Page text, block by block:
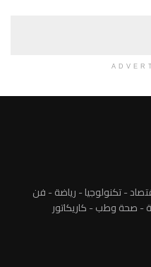
- تكنولوجيا - رياضة - فن
- صحة وطب - كاريكاتور